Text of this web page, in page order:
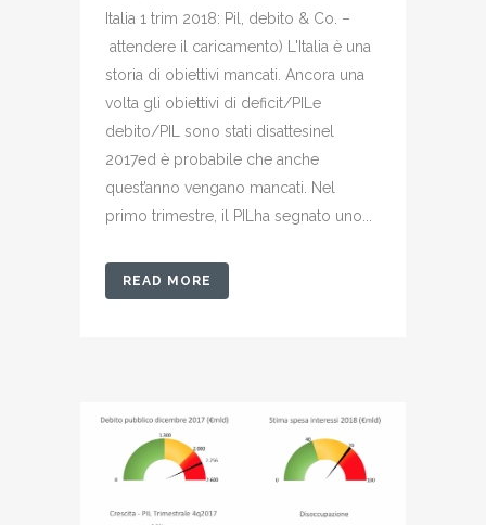
Italia 1 trim 2018: Pil, debito & Co. –
attendere il caricamento) L'Italia è una
storia di obiettivi mancati. Ancora una
volta gli obiettivi di deficit/PILe
debito/PIL sono stati disattesinel
2017ed è probabile che anche
quest’anno vengano mancati. Nel
primo trimestre, il PILha segnato uno...
READ MORE